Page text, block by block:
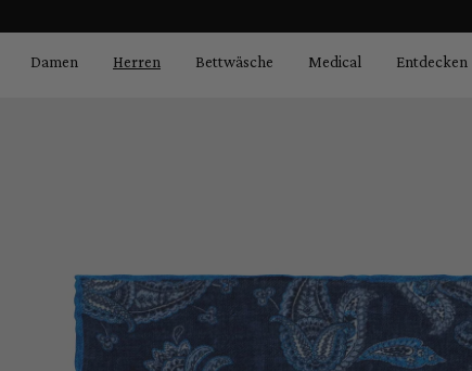
Damen Herren Bettwäsche Medical Entdecken